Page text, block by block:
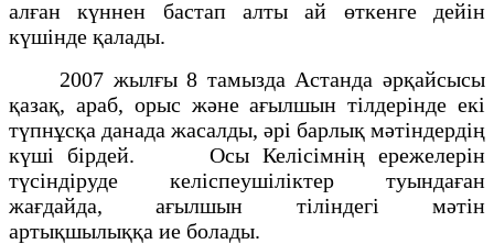
алған күннен бастап алты ай өткенге дейін
күшінде қалады.
2007 жылғы 8 тамызда Астанда әрқайсысы
қазақ, араб, орыс және ағылшын тілдерінде екі
түпнұсқа данада жасалды, әрі барлық мәтіндердің
күші бірдей. Осы Келісімнің ережелерін
түсіндіруде келіспеушіліктер туындаған
жағдайда, ағылшын тіліндегі мәтін
артықшылыққа ие болады.